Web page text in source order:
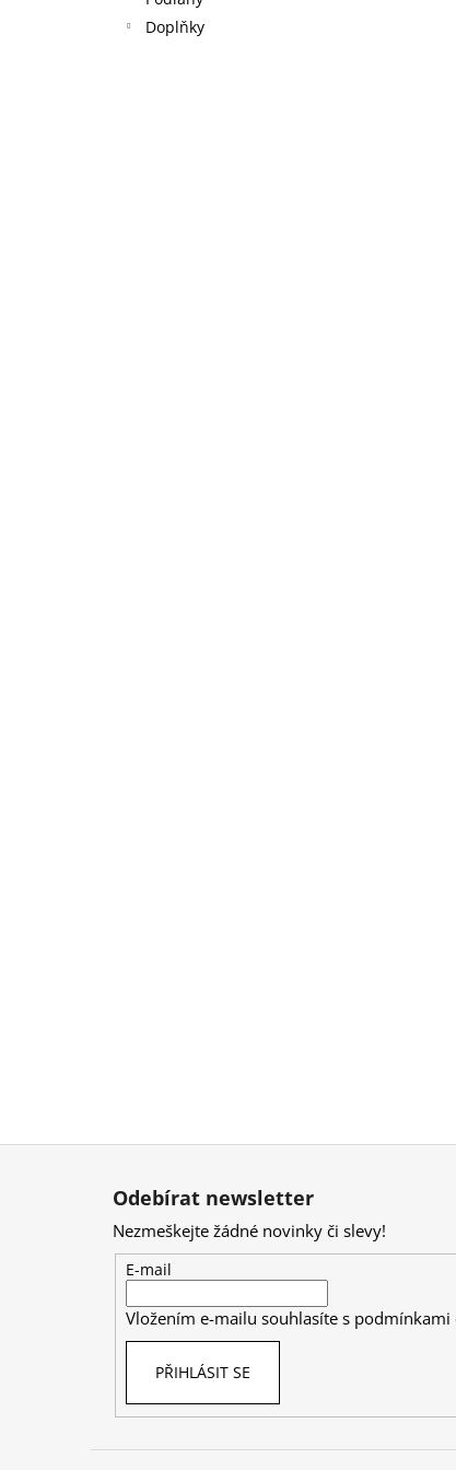
Doplňky
Z
Odebírat newsletter
Nezmeškejte žádné novinky či slevy!
E-mail
Vložením e-mailu souhlasíte s podmínkami
PŘIHLÁSIT SE